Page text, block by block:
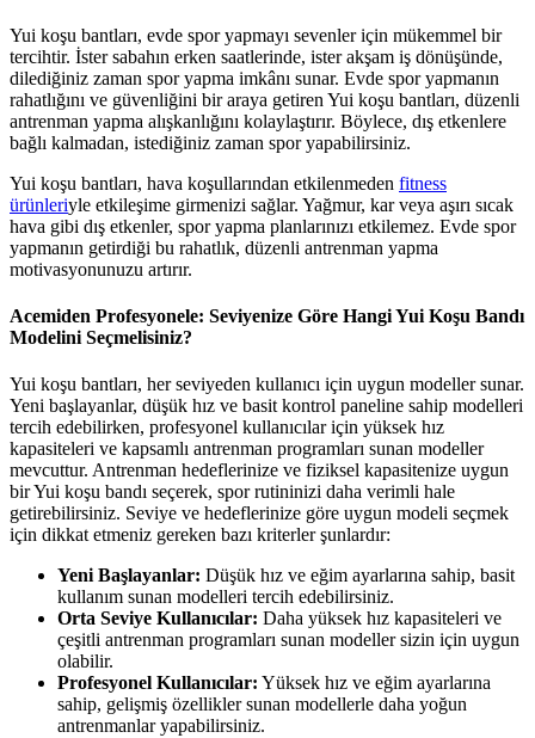
Yui koşu bantları, evde spor yapmayı sevenler için mükemmel bir
tercihtir. İster sabahın erken saatlerinde, ister akşam iş dönüşünde,
dilediğiniz zaman spor yapma imkânı sunar. Evde spor yapmanın
rahatlığını ve güvenliğini bir araya getiren Yui koşu bantları, düzenli
antrenman yapma alışkanlığını kolaylaştırır. Böylece, dış etkenlere
bağlı kalmadan, istediğiniz zaman spor yapabilirsiniz.
Yui koşu bantları, hava koşullarından etkilenmeden fitness
ürünleriyle etkileşime girmenizi sağlar. Yağmur, kar veya aşırı sıcak
hava gibi dış etkenler, spor yapma planlarınızı etkilemez. Evde spor
yapmanın getirdiği bu rahatlık, düzenli antrenman yapma
motivasyonunuzu artırır.
Acemiden Profesyonele: Seviyenize Göre Hangi Yui Koşu Bandı
Modelini Seçmelisiniz?
Yui koşu bantları, her seviyeden kullanıcı için uygun modeller sunar.
Yeni başlayanlar, düşük hız ve basit kontrol paneline sahip modelleri
tercih edebilirken, profesyonel kullanıcılar için yüksek hız
kapasiteleri ve kapsamlı antrenman programları sunan modeller
mevcuttur. Antrenman hedeflerinize ve fiziksel kapasitenize uygun
bir Yui koşu bandı seçerek, spor rutininizi daha verimli hale
getirebilirsiniz. Seviye ve hedeflerinize göre uygun modeli seçmek
için dikkat etmeniz gereken bazı kriterler şunlardır:
Yeni Başlayanlar: Düşük hız ve eğim ayarlarına sahip, basit
kullanım sunan modelleri tercih edebilirsiniz.
Orta Seviye Kullanıcılar: Daha yüksek hız kapasiteleri ve
çeşitli antrenman programları sunan modeller sizin için uygun
olabilir.
Profesyonel Kullanıcılar: Yüksek hız ve eğim ayarlarına
sahip, gelişmiş özellikler sunan modellerle daha yoğun
antrenmanlar yapabilirsiniz.